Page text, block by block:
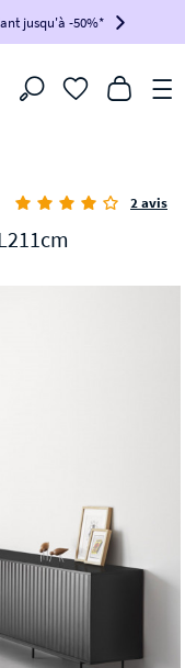
!
BIKINI100
jusqu'à -50%*
Filtrer
2 avis